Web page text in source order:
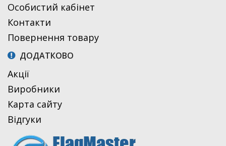
Особистий кабінет
Контакти
Повернення товару
ДОДАТКОВО
Акції
Виробники
Карта сайту
Відгуки